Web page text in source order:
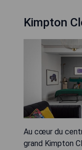
Kimpton
Au cœur du
grand Kimpton